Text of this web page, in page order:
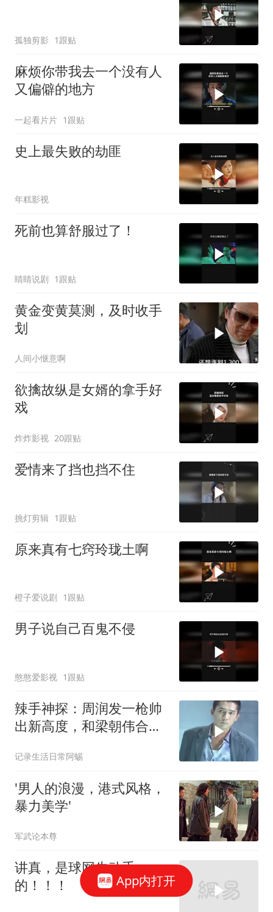
孤独剪影 1跟贴
麻烦你带我去一个没有人
又偏僻的地方
一起看片片 1跟贴
史上最失败的劫匪
年糕影视
死前也算舒服过了！
睛睛说剧 1跟贴
黄金变黄莫测，及时收手
划
人间小惬意啊
欲擒故纵是女婿的拿手好
戏
炸炸影视 20跟贴
爱情来了挡也挡不住
挑灯剪辑 1跟贴
原来真有七窍玲珑土啊
橙子爱说剧 1跟贴
男子说自己百鬼不侵
憨憨爱影视 1跟贴
辣手神探：周润发一枪帅
出新高度，和梁朝伟合
记录生活日常阿蜴
'男人的浪漫，港式风格，
暴力美学'
军武论本尊
讲真，是球网先动手
的！！！
App内打开